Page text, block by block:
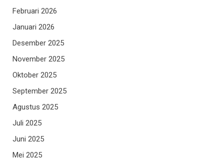
Februari 2026
Januari 2026
Desember 2025
November 2025
Oktober 2025
September 2025
Agustus 2025
Juli 2025
Juni 2025
Mei 2025